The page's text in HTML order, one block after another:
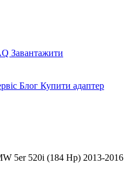
Завантажити
Блог Купити адаптер
5er 520i (184 Hp) 2013-2016